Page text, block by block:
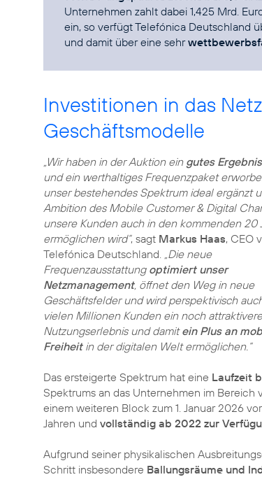
Unternehmen zahlt dabei 1,425 Mrd.
ein, so verfügt Telefónica Deutschland
und damit über eine sehr
Investitionen in das
Geschäftsmodelle
„Wir haben in der Auktion ein gutes
und ein werthaltiges Frequenzpaket
unser bestehendes Spektrum ideal ergänzt
Ambition des Mobile Customer & Digital
unsere Kunden auch in den kommenden 20
ermöglichen wird“, sagt Markus Haas, CEO
Telefónica Deutschland. „Die neue
Frequenzausstattung optimiert unser
Netzmanagement, öffnet den Weg in neue
Geschäftsfelder und wird perspektivisch
vielen Millionen Kunden ein noch
Nutzungserlebnis und damitein Plus an
Freiheitin der digitalen Welt ermöglichen.“
Das ersteigerte Spektrum hat eine Laufzeit
Spektrums an das Unternehmen im Bereich
einem weiteren Block zum 1. Januar 2026
Jahren und vollständig ab 2022 zur
Aufgrund seiner physikalischen
Schritt insbesondere Ballungsräume und